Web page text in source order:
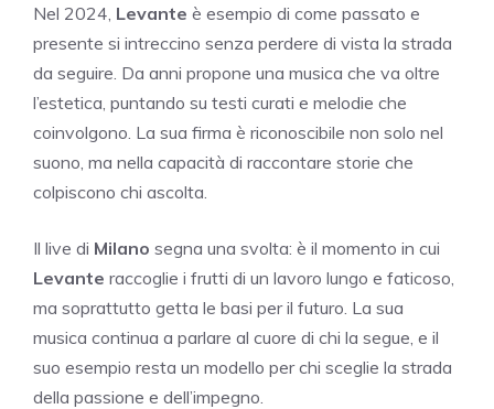
Nel 2024, Levante è esempio di come passato e
presente si intreccino senza perdere di vista la strada
da seguire. Da anni propone una musica che va oltre
l’estetica, puntando su testi curati e melodie che
coinvolgono. La sua firma è riconoscibile non solo nel
suono, ma nella capacità di raccontare storie che
colpiscono chi ascolta.
Il live di Milano segna una svolta: è il momento in cui
Levante raccoglie i frutti di un lavoro lungo e faticoso,
ma soprattutto getta le basi per il futuro. La sua
musica continua a parlare al cuore di chi la segue, e il
suo esempio resta un modello per chi sceglie la strada
della passione e dell’impegno.